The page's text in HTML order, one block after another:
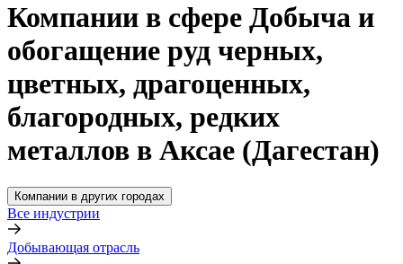
Компании в сфере Добыча и
обогащение руд черных,
цветных, драгоценных,
благородных, редких
металлов в Аксае (Дагестан)
Компании в других городах
Все индустрии
Добывающая отрасль